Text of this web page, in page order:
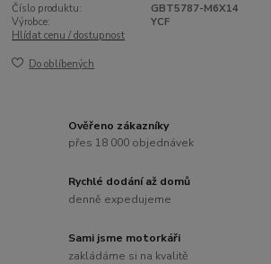
Číslo produktu:
GBT5787-M6X14
Výrobce:
YCF
Hlídat cenu / dostupnost
Do oblíbených
Ověřeno zákazníky
přes 18 000 objednávek
Rychlé dodání až domů
denně expedujeme
Sami jsme motorkáři
zakládáme si na kvalitě